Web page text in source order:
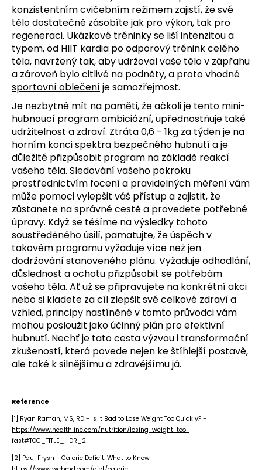
konzistentním cvičebním režimem zajistí, že své
tělo dostatečně zásobíte jak pro výkon, tak pro
regeneraci. Ukázkové tréninky se liší intenzitou a
typem, od HIIT kardia po odporový trénink celého
těla, navržený tak, aby udržoval vaše tělo v zápřahu
a zároveň bylo citlivé na podněty, a proto vhodné
sportovní oblečeníje samozřejmost.
Je nezbytné mít na paměti, že ačkoli je tento mini-
hubnoucí program ambiciózní, upřednostňuje také
udržitelnost a zdraví. Ztráta 0,6 - 1kg za týden je na
horním konci spektra bezpečného hubnutí a je
důležité přizpůsobit program na základě reakcí
vašeho těla. Sledování vašeho pokroku
prostřednictvím focení a pravidelných měření vám
může pomoci vylepšit váš přístup a zajistit, že
zůstanete na správné cestě a provedete potřebné
úpravy. Když se těšíme na výsledky tohoto
soustředěného úsilí, pamatujte, že úspěch v
takovém programu vyžaduje více než jen
dodržování stanoveného plánu. Vyžaduje odhodlání,
důslednost a ochotu přizpůsobit se potřebám
vašeho těla. Ať už se připravujete na konkrétní akci
nebo si kladete za cíl zlepšit své celkové zdraví a
vzhled, principy nastíněné v tomto průvodci vám
mohou posloužit jako účinný plán pro efektivní
hubnutí. Nechť je tato cesta výzvou i transformační
zkušeností, která povede nejen ke štíhlejší postavě,
ale také k silnějšímu a zdravějšímu já.
Reference
[1] Ryan Raman, MS, RD - Is It Bad to Lose Weight Too Quickly? -
https://www.healthline.com/nutrition/losing-weight-too-
fast#TOC_TITLE_HDR_2
[2] Paul Frysh - Caloric Deficit: What to Know -